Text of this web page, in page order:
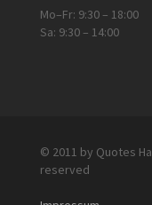
Mo–Fr: 9:30 – 18:00
Sa: 9:30 – 14:00
© 2011 by Quotes
reserved